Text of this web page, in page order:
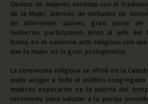
Cientos de mujeres vestidas con el
de la Mujer, además de invitados de
de diferentes países, gran parte de
Gobierno, participaron, junto al Jefe del
Dama, en el solemne acto religioso con
que la mujer es la gran protagonista.
La ceremonia religiosa se ofició en la
pudo acoger a todo el público congregado
mujeres esperaron en la puerta del
ceremonia para saludar a la pareja